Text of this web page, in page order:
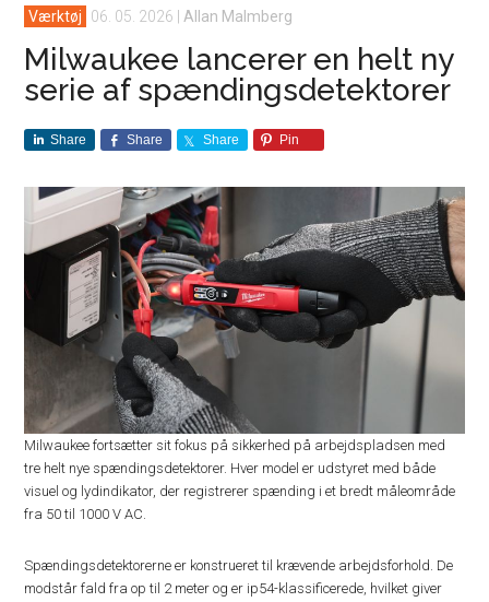
Værktøj 06. 05. 2026 Allan Malmberg
Milwaukee lancerer en helt ny
serie af spændingsdetektorer
Share Share Share Pin
Milwaukee fortsætter sit fokus på sikkerhed på arbejdspladsen med
tre helt nye spændingsdetektorer. Hver model er udstyret med både
visuel og lydindikator, der registrerer spænding i et bredt måleområde
fra 50 til 1000 V AC.
Spændingsdetektorerne er konstrueret til krævende arbejdsforhold. De
modstår fald fra op til 2 meter og er ip54-klassificerede, hvilket giver